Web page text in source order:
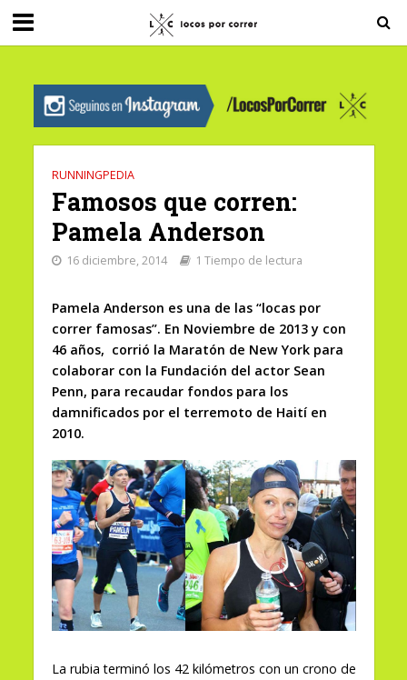
G-0X2PD3RFLV
RUNNINGPEDIA
Famosos que corren:
Pamela Anderson
16 diciembre, 2014 1 Tiempo de lectura
Pamela Anderson es una de las “locas por
correr famosas”. En Noviembre de 2013 y con
46 años, corrió la Maratón de New York para
colaborar con la Fundación del actor Sean
Penn, para recaudar fondos para los
damnificados por el terremoto de Haití en
2010.
La rubia terminó los 42 kilómetros con un crono de